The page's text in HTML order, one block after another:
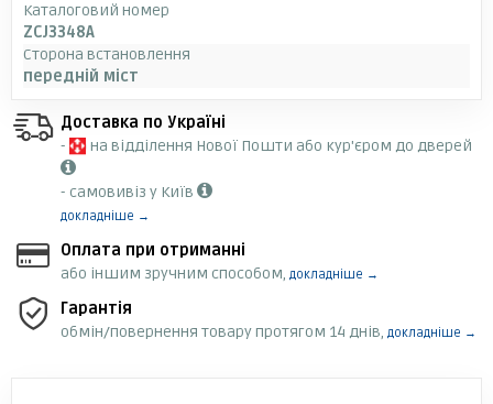
Каталоговий номер
ZCJ3348A
Сторона встановлення
передній міст
Доставка по Україні
-
на відділення Нової Пошти або кур'єром до дверей
- самовивіз у Київ
докладніше →
Оплата при отриманні
або іншим зручним способом, докладніше →
Гарантія
обмін/повернення товару протягом 14 днів, докладніше →